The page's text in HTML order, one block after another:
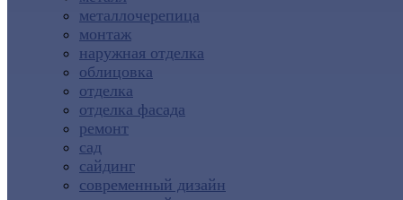
металлочерепица
монтаж
наружная отделка
облицовка
отделка
отделка фасада
ремонт
сад
сайдинг
современный дизайн